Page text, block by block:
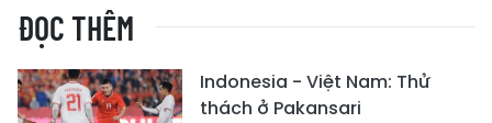
ĐỌC THÊM
Indonesia - Việt Nam: Thử
thách ở Pakansari